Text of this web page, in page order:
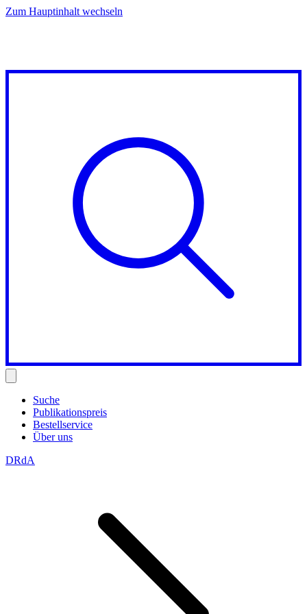
Zum Hauptinhalt wechseln
Suche
Publikationspreis
Bestellservice
Über uns
DRdA